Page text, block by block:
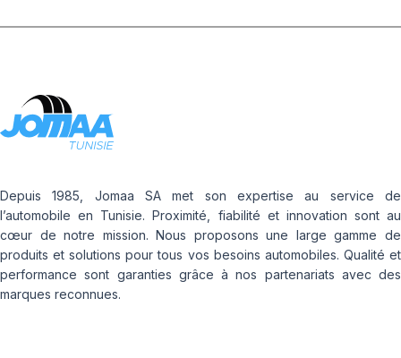
Depuis 1985, Jomaa SA met son expertise au service de
l’automobile en Tunisie. Proximité, fiabilité et innovation sont au
cœur de notre mission. Nous proposons une large gamme de
produits et solutions pour tous vos besoins automobiles. Qualité et
performance sont garanties grâce à nos partenariats avec des
marques reconnues.